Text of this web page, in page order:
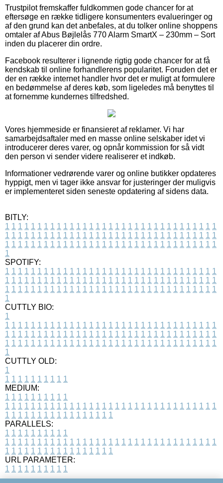
Trustpilot fremskaffer fuldkommen gode chancer for at
eftersøge en række tidligere konsumenters evalueringer og
af den grund kan det anbefales, at du tolker online shoppens
omtaler af Abus Bøjlelås 770 Alarm SmartX – 230mm – Sort
inden du placerer din ordre.
Facebook resulterer i lignende rigtig gode chancer for at få
kendskab til online forhandlerens popularitet. Foruden det er
der en række internet handler hvor det er muligt at formulere
en bedømmelse af deres køb, som ligeledes må benyttes til
at fornemme kundernes tilfredshed.
Vores hjemmeside er finansieret af reklamer. Vi har
samarbejdsaftaler med en masse online selskaber idet vi
introducerer deres varer, og opnår kommission for så vidt
den person vi sender videre realiserer et indkøb.
Informationer vedrørende varer og online butikker opdateres
hyppigt, men vi tager ikke ansvar for justeringer der muligvis
er implementeret siden seneste opdatering af sidens data.
BITLY:
1 1 1 1 1 1 1 1 1 1 1 1 1 1 1 1 1 1 1 1 1 1 1 1 1 1 1 1 1 1 1 1 1
1 1 1 1 1 1 1 1 1 1 1 1 1 1 1 1 1 1 1 1 1 1 1 1 1 1 1 1 1 1 1 1 1
1 1 1 1 1 1 1 1 1 1 1 1 1 1 1 1 1 1 1 1 1 1 1 1 1 1 1 1 1 1 1 1 1
1
SPOTIFY:
1 1 1 1 1 1 1 1 1 1 1 1 1 1 1 1 1 1 1 1 1 1 1 1 1 1 1 1 1 1 1 1 1
1 1 1 1 1 1 1 1 1 1 1 1 1 1 1 1 1 1 1 1 1 1 1 1 1 1 1 1 1 1 1 1 1
1 1 1 1 1 1 1 1 1 1 1 1 1 1 1 1 1 1 1 1 1 1 1 1 1 1 1 1 1 1 1 1 1
1
CUTTLY BIO:
1
1 1 1 1 1 1 1 1 1 1 1 1 1 1 1 1 1 1 1 1 1 1 1 1 1 1 1 1 1 1 1 1 1
1 1 1 1 1 1 1 1 1 1 1 1 1 1 1 1 1 1 1 1 1 1 1 1 1 1 1 1 1 1 1 1 1
1 1 1 1 1 1 1 1 1 1 1 1 1 1 1 1 1 1 1 1 1 1 1 1 1 1 1 1 1 1 1 1 1
1
CUTTLY OLD:
1
1 1 1 1 1 1 1 1 1 1
MEDIUM:
1 1 1 1 1 1 1 1 1 1
1 1 1 1 1 1 1 1 1 1 1 1 1 1 1 1 1 1 1 1 1 1 1 1 1 1 1 1 1 1 1 1 1
1 1 1 1 1 1 1 1 1 1 1 1 1 1 1 1 1
PARALLELS:
1 1 1 1 1 1 1 1 1 1
1 1 1 1 1 1 1 1 1 1 1 1 1 1 1 1 1 1 1 1 1 1 1 1 1 1 1 1 1 1 1 1 1
1 1 1 1 1 1 1 1 1 1 1 1 1 1 1 1 1
URL PARAMETER:
1 1 1 1 1 1 1 1 1 1